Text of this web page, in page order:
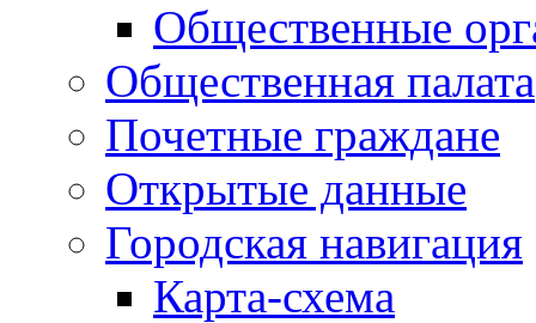
Общественные
Общественная палата
Почетные граждане
Открытые данные
Городская навигация
Карта-схема